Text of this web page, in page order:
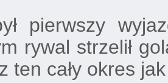
pierwszy
rywal strzelił
ten cały okres